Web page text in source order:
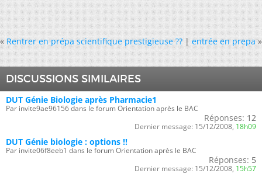
« Rentrer en prépa scientifique prestigieuse ??|entrée en prepa »
DISCUSSIONS SIMILAIRES
DUT Génie Biologie après Pharmacie1
Par invite9ae96156 dans le forum Orientation après le BAC
Réponses: 12
Dernier message: 15/12/2008, 18h09
DUT Génie biologie : options !!
Par invite06f8eeb1 dans le forum Orientation après le BAC
Réponses: 5
Dernier message: 15/12/2008, 15h57